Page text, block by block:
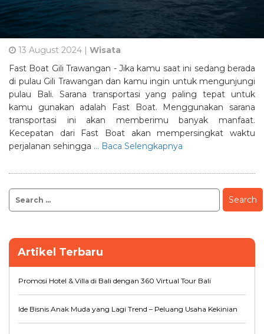
13 August 2024 | Wisata
Fast Boat Gili Trawangan - Jika kamu saat ini sedang berada
di pulau Gili Trawangan dan kamu ingin untuk mengunjungi
pulau Bali. Sarana transportasi yang paling tepat untuk
kamu gunakan adalah Fast Boat. Menggunakan sarana
transportasi ini akan memberimu banyak manfaat.
Kecepatan dari Fast Boat akan mempersingkat waktu
perjalanan sehingga ... Baca Selengkapnya
Search
for:
Artikel Terbaru
Promosi Hotel & Villa di Bali dengan 360 Virtual Tour Bali
Ide Bisnis Anak Muda yang Lagi Trend – Peluang Usaha Kekinian